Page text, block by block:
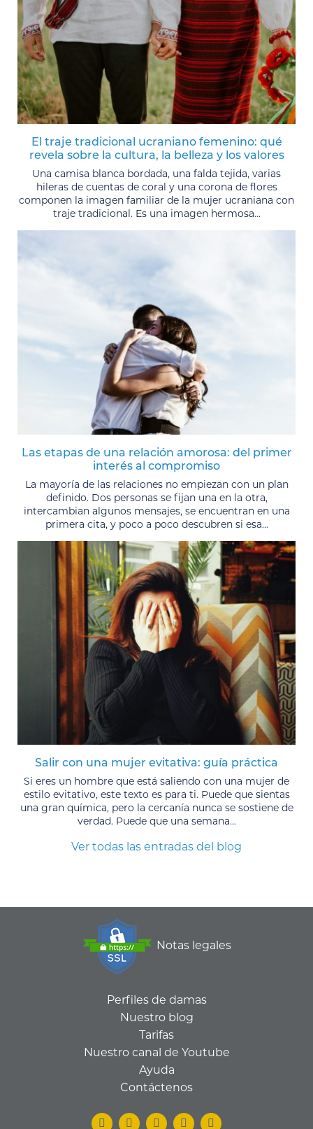
El traje tradicional ucraniano femenino: qué
revela sobre la cultura, la belleza y los valores
Una camisa blanca bordada, una falda tejida, varias
hileras de cuentas de coral y una corona de flores
componen la imagen familiar de la mujer ucraniana con
traje tradicional. Es una imagen hermosa...
Las etapas de una relación amorosa: del primer
interés al compromiso
La mayoría de las relaciones no empiezan con un plan
definido. Dos personas se fijan una en la otra,
intercambian algunos mensajes, se encuentran en una
primera cita, y poco a poco descubren si esa...
Salir con una mujer evitativa: guía práctica
Si eres un hombre que está saliendo con una mujer de
estilo evitativo, este texto es para ti. Puede que sientas
una gran química, pero la cercanía nunca se sostiene de
verdad. Puede que una semana...
Ver todas las entradas del blog
Notas legales
Perfiles de damas
Nuestro blog
Tarifas
Nuestro canal de Youtube
Ayuda
Contáctenos